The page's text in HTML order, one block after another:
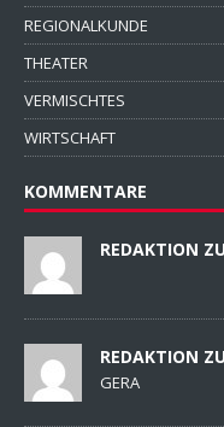
REGIONALKUNDE
THEATER
VERMISCHTES
WIRTSCHAFT
KOMMENTARE
REDAKTION
REDAKTION
GERA